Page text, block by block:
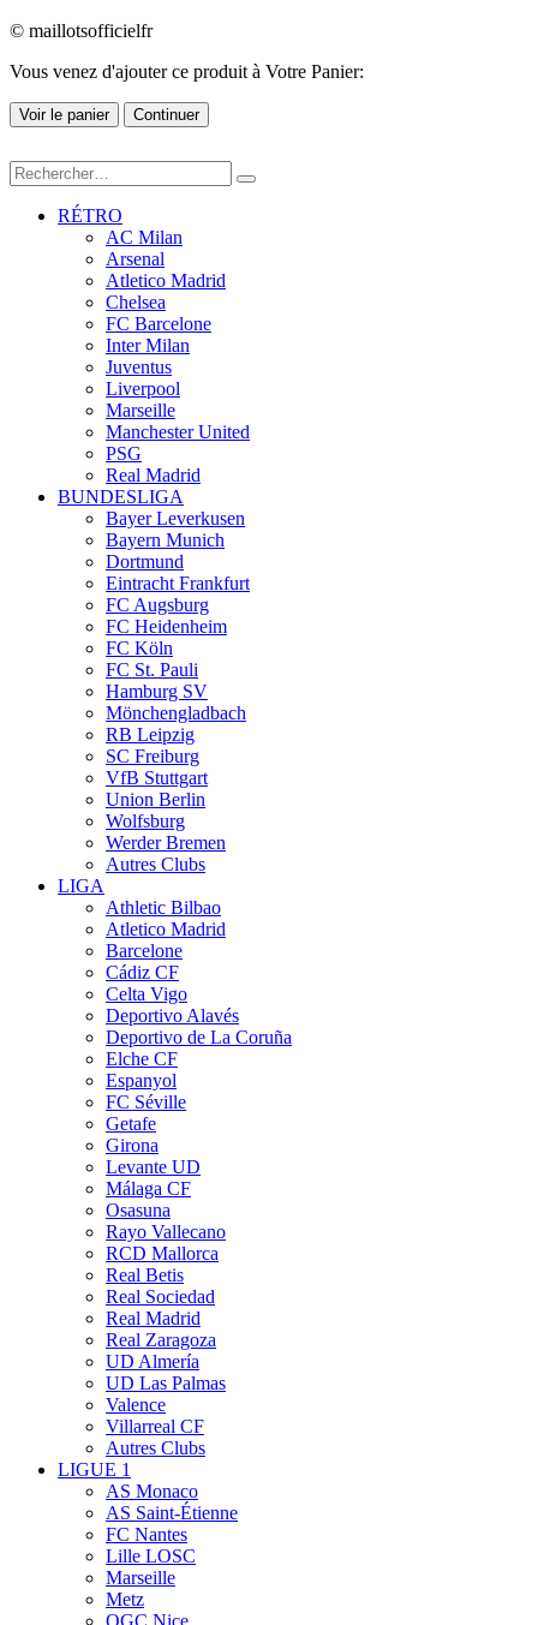
© maillotsofficielfr
Vous venez d'ajouter ce produit à Votre Panier:
Voir le panier Continuer
RÉTRO
AC Milan
Arsenal
Atletico Madrid
Chelsea
FC Barcelone
Inter Milan
Juventus
Liverpool
Marseille
Manchester United
PSG
Real Madrid
BUNDESLIGA
Bayer Leverkusen
Bayern Munich
Dortmund
Eintracht Frankfurt
FC Augsburg
FC Heidenheim
FC Köln
FC St. Pauli
Hamburg SV
Mönchengladbach
RB Leipzig
SC Freiburg
VfB Stuttgart
Union Berlin
Wolfsburg
Werder Bremen
Autres Clubs
LIGA
Athletic Bilbao
Atletico Madrid
Barcelone
Cádiz CF
Celta Vigo
Deportivo Alavés
Deportivo de La Coruña
Elche CF
Espanyol
FC Séville
Getafe
Girona
Levante UD
Málaga CF
Osasuna
Rayo Vallecano
RCD Mallorca
Real Betis
Real Sociedad
Real Madrid
Real Zaragoza
UD Almería
UD Las Palmas
Valence
Villarreal CF
Autres Clubs
LIGUE 1
AS Monaco
AS Saint-Étienne
FC Nantes
Lille LOSC
Marseille
Metz